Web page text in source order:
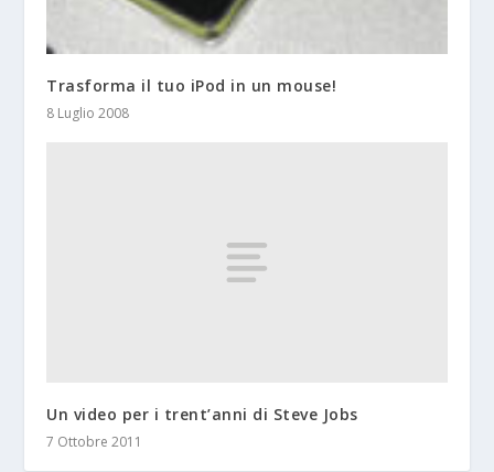
Trasforma il tuo iPod in un mouse!
8 Luglio 2008
Un video per i trent’anni di Steve Jobs
7 Ottobre 2011